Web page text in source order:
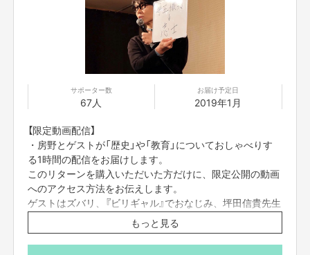
サポーター数
67人
お届け予定日
2019年1月
【限定動画配信】
・房野とゲストが「歴史」や「教育」についておしゃべりす
る1時間の配信をお届けします。
このリターンを購入いただいた方だけに、限定公開の動画
へのアクセス方法をお伝えします。
ゲストはズバリ、『ビリギャル』でおなじみ、坪田信貴先生
です。
※動画のお届けは2019年1月から順次お送りします。
もっと見る